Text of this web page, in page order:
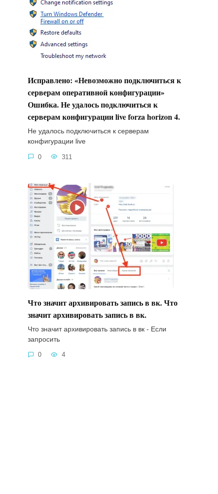
Исправлено: «Невозможно подключиться к
серверам оперативной конфигурации»
Ошибка. Не удалось подключиться к
серверам конфигурации live forza horizon 4.
Не удалось подключиться к серверам
конфигурации live
0 311
Что значит архивировать запись в вк. Что
значит архивировать запись в вк.
Что значит архивировать запись в вк - Если
запросить
0 4